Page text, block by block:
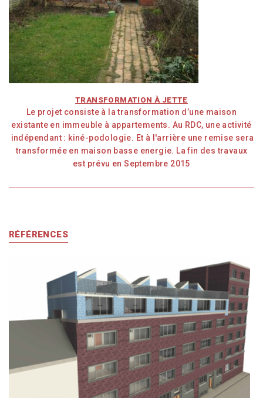
TRANSFORMATION À JETTE
Le projet consiste à la transformation d’une maison
existante en immeuble à appartements. Au RDC, une activité
indépendant : kiné-podologie. Et à l'arrière une remise sera
transformée en maison basse energie. La fin des travaux
est prévu en Septembre 2015
RÉFÉRENCES